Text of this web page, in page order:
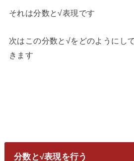
それは分数と√表現です
次はこの分数と√をどのようにし
きます
分数と√表現を行う